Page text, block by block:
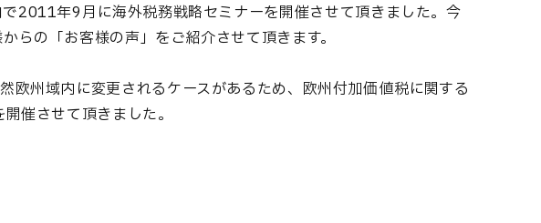
2011年9月に海外税務戦略セミナーを開催させて頂きました。今
の「お客様の声」をご紹介させて頂きます。
州域内に変更されるケースがあるため、欧州付加価値税に関する
催させて頂きました。